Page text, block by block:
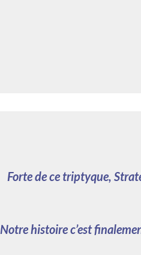
Fortede ce triptyque,
Notre histoire c’est